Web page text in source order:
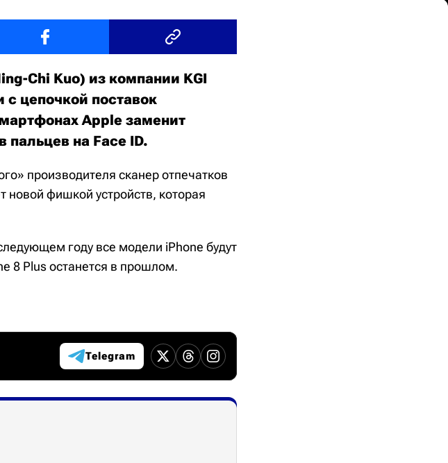
Chi Kuo) из компании KGI
цепочкой поставок
Apple заменит
пальцев на Face ID.
производителя сканер отпечатков
новой фишкой устройств, которая
году все модели iPhone будут
8 Plus останется в прошлом.
Telegram